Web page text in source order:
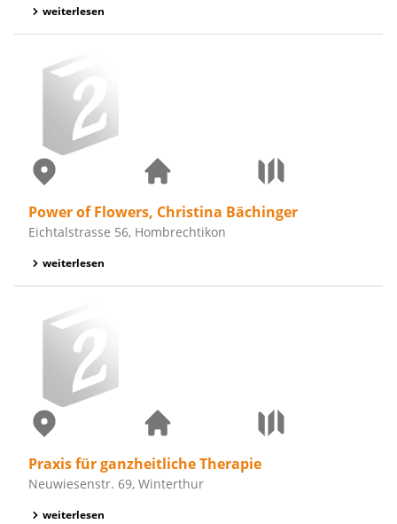
weiterlesen
Power of Flowers, Christina Bächinger
Eichtalstrasse 56, Hombrechtikon
weiterlesen
Praxis für ganzheitliche Therapie
Neuwiesenstr. 69, Winterthur
weiterlesen